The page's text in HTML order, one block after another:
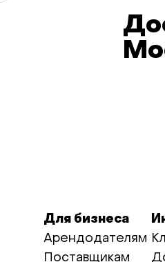
Для бизнеса
Арендодателям
Поставщикам